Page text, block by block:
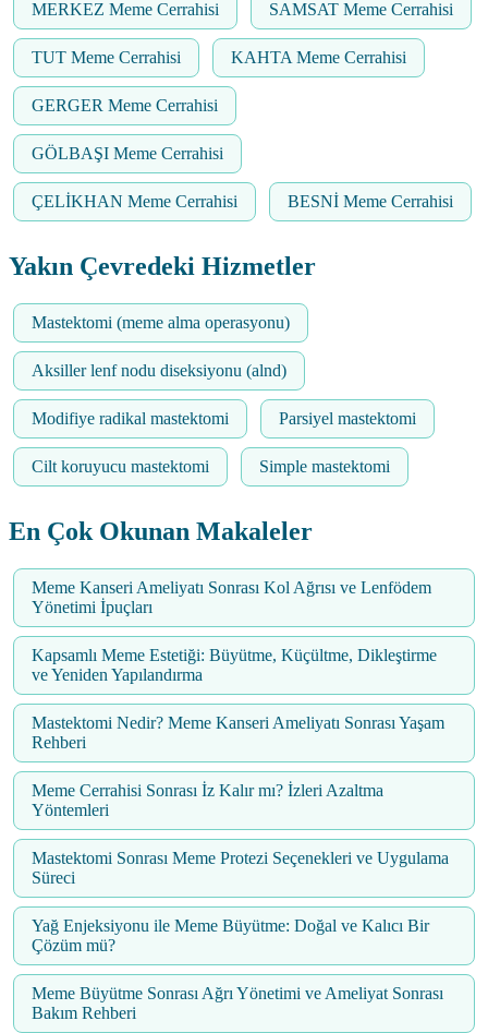
MERKEZ Meme Cerrahisi SAMSAT Meme Cerrahisi
TUT Meme Cerrahisi KAHTA Meme Cerrahisi
GERGER Meme Cerrahisi
GÖLBAŞI Meme Cerrahisi
ÇELİKHAN Meme Cerrahisi BESNİ Meme Cerrahisi
Yakın Çevredeki Hizmetler
Mastektomi (meme alma operasyonu)
Aksiller lenf nodu diseksiyonu (alnd)
Modifiye radikal mastektomi Parsiyel mastektomi
Cilt koruyucu mastektomi Simple mastektomi
En Çok Okunan Makaleler
Meme Kanseri Ameliyatı Sonrası Kol Ağrısı ve Lenfödem
Yönetimi İpuçları
Kapsamlı Meme Estetiği: Büyütme, Küçültme, Dikleştirme
ve Yeniden Yapılandırma
Mastektomi Nedir? Meme Kanseri Ameliyatı Sonrası Yaşam
Rehberi
Meme Cerrahisi Sonrası İz Kalır mı? İzleri Azaltma
Yöntemleri
Mastektomi Sonrası Meme Protezi Seçenekleri ve Uygulama
Süreci
Yağ Enjeksiyonu ile Meme Büyütme: Doğal ve Kalıcı Bir
Çözüm mü?
Meme Büyütme Sonrası Ağrı Yönetimi ve Ameliyat Sonrası
Bakım Rehberi